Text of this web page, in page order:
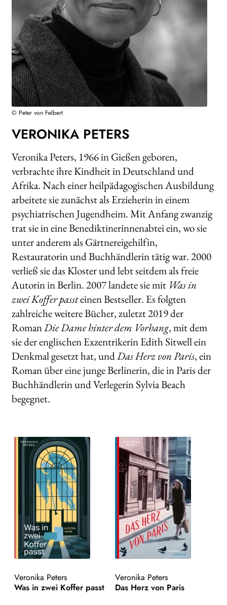
Search:
© Peter von Felbert
VERONIKA PETERS
Veronika Peters, 1966 in Gießen geboren,
verbrachte ihre Kindheit in Deutschland und
Afrika. Nach einer heilpädagogischen Ausbildung
arbeitete sie zunächst als Erzieherin in einem
psychiatrischen Jugendheim. Mit Anfang zwanzig
trat sie in eine Benediktinerinnenabtei ein, wo sie
unter anderem als Gärtnereigehilfin,
Restauratorin und Buchhändlerin tätig war. 2000
verließ sie das Kloster und lebt seitdem als freie
Autorin in Berlin. 2007 landete sie mit Was in
zwei Koffer passteinen Bestseller. Es folgten
zahlreiche weitere Bücher, zuletzt 2019 der
RomanDie Dame hinter dem Vorhang, mit dem
sie der englischen Exzentrikerin Edith Sitwell ein
Denkmal gesetzt hat, undDas Herz von Paris, ein
Roman über eine junge Berlinerin, die in Paris der
Buchhändlerin und Verlegerin Sylvia Beach
begegnet.
Veronika Peters
Was in zwei Koffer passt
Veronika Peters
Das Herz von Paris